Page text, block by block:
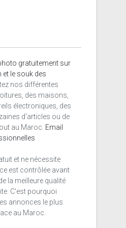
gratuitement sur
le souk des
nos différentes
des maisons,
électroniques, des
d'articles ou de
au Maroc. Email
et ne nécessite
est contrôlée avant
la meilleure qualité
C'est pourquoi
annonces le plus
au Maroc.